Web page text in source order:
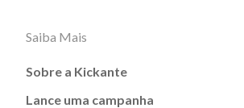
Saiba Mais
Sobre a Kickante
Lance uma campanha